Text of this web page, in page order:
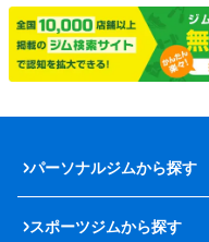
パーソナルジムから探す
スポーツジムから探す